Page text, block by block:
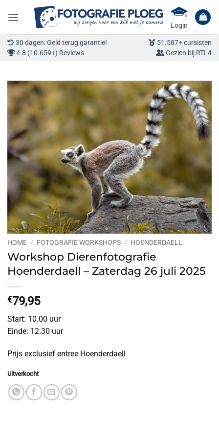
naar
Login
30 dagen: Geld terug garantie!
51.587+ cursisten
4.8 (10.659+) Reviews
Gezien bij RTL4
HOME / FOTOGRAFIE WORKSHOPS / HOENDERDAELL
Workshop Dierenfotografie
Hoenderdaell – Zaterdag 26 juli 2025
€79,95
Start: 10.00 uur
Einde: 12.30 uur
Prijs exclusief entree Hoenderdaell
Uitverkocht